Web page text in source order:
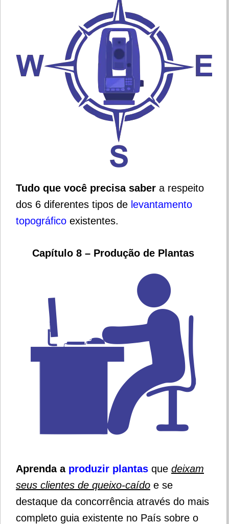
Tudo que você precisa saber a respeito
dos 6 diferentes tipos de levantamento
topográfico existentes.
Capítulo 8 – Produção de Plantas
Aprenda a produzir plantas que deixam
seus clientes de queixo-caído e se
destaque da concorrência através do mais
completo guia existente no País sobre o